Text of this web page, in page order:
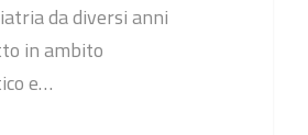
da diversi anni
in ambito
e…